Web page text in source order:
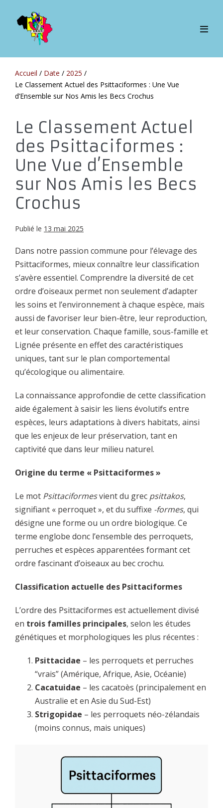
contenu
Accueil / Date / 2025 /
Le Classement Actuel des Psittaciformes : Une Vue
d’Ensemble sur Nos Amis les Becs Crochus
Le Classement Actuel
des Psittaciformes :
Une Vue d’Ensemble
sur Nos Amis les Becs
Crochus
Publié le 13 mai 2025
Dans notre passion commune pour l’élevage des
Psittaciformes, mieux connaître leur classification
s’avère essentiel. Comprendre la diversité de cet
ordre d’oiseaux permet non seulement d’adapter
les soins et l’environnement à chaque espèce, mais
aussi de favoriser leur bien-être, leur reproduction,
et leur conservation. Chaque famille, sous-famille et
Lignée présente en effet des caractéristiques
uniques, tant sur le plan comportemental
qu’écologique ou alimentaire.
La connaissance approfondie de cette classification
aide également à saisir les liens évolutifs entre
espèces, leurs adaptations à divers habitats, ainsi
que les enjeux de leur préservation, tant en
captivité que dans leur milieu naturel.
Origine du terme « Psittaciformes »
Le mot Psittaciformesvient du grec psittakos,
signifiant « perroquet », et du suffixe -formes, qui
désigne une forme ou un ordre biologique. Ce
terme englobe donc l’ensemble des perroquets,
perruches et espèces apparentées formant cet
ordre fascinant d’oiseaux au bec crochu.
Classification actuelle des Psittaciformes
L’ordre des Psittaciformes est actuellement divisé
en trois familles principales, selon les études
génétiques et morphologiques les plus récentes :
Psittacidae – les perroquets et perruches
“vrais” (Amérique, Afrique, Asie, Océanie)
Cacatuidae – les cacatoès (principalement en
Australie et en Asie du Sud-Est)
Strigopidae – les perroquets néo-zélandais
(moins connus, mais uniques)